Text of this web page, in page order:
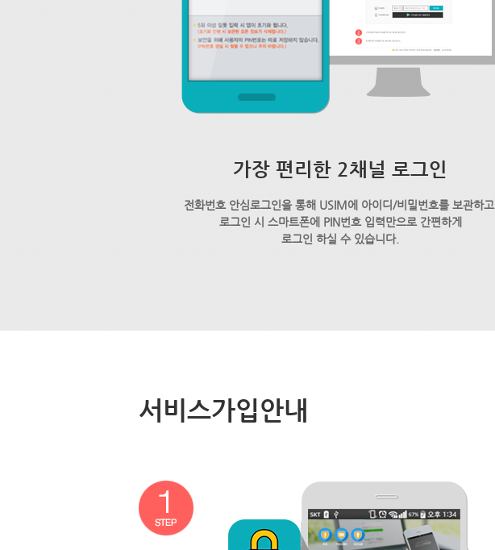
가장 편리한 2채널 로그인
전화번호 안심로그인을 통해 USIM에 아이디/비밀번호를 보관하고,
로그인 시 스마트폰에 PIN번호 입력만으로 간편하게
로그인 하실 수 있습니다.
서비스가입안내